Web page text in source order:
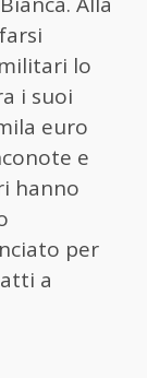
lo
i suoi
euro
e
hanno
per
a